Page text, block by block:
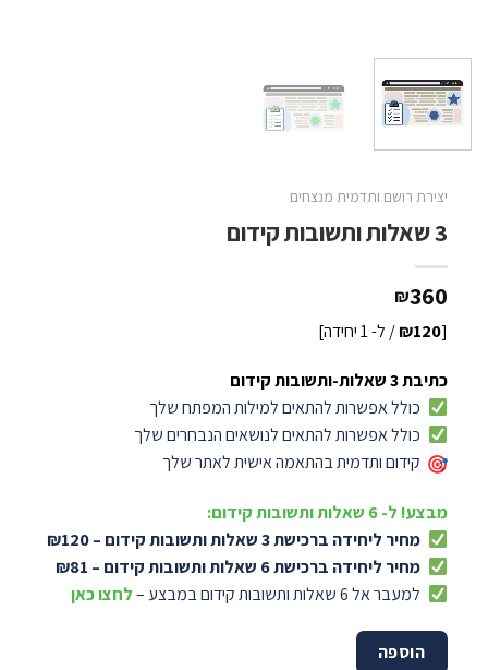
יצירת רושם ותדמית מנצחים
3 שאלות ותשובות קידום
₪360
[
₪120 / ל- 1 יחידה]
כתיבת 3 שאלות-ותשובות קידום
כולל אפשרות להתאים למילות המפתח שלך
כולל אפשרות להתאים לנושאים הנבחרים שלך
קידום ותדמית בהתאמה אישית לאתר שלך
מבצע! ל- 6 שאלות ותשובות קידום:
מחיר ליחידה ברכישת 3 שאלות ותשובות קידום – ₪120
מחיר ליחידה ברכישת 6 שאלות ותשובות קידום – ₪81
למעבר אל 6 שאלות ותשובות קידום במבצע –
לחצו כאן
הוספה